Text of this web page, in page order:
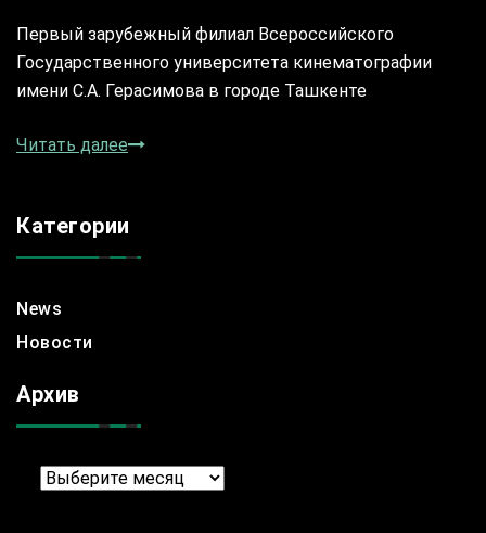
Первый зарубежный филиал Всероссийского
Государственного университета кинематографии
имени С.А. Герасимова в городе Ташкенте
Читать далее
Категории
News
Новости
Архив
Архив